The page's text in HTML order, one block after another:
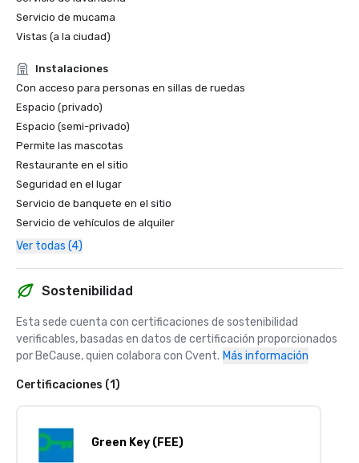
Servicio de mucama
Vistas (a la ciudad)
Instalaciones
Con acceso para personas en sillas de ruedas
Espacio (privado)
Espacio (semi-privado)
Permite las mascotas
Restaurante en el sitio
Seguridad en el lugar
Servicio de banquete en el sitio
Servicio de vehículos de alquiler
Ver todas (4)
Sostenibilidad
Esta sede cuenta con certificaciones de sostenibilidad
verificables, basadas en datos de certificación proporcionados
por BeCause, quien colabora con Cvent. Más información
Certificaciones (1)
Green Key (FEE)